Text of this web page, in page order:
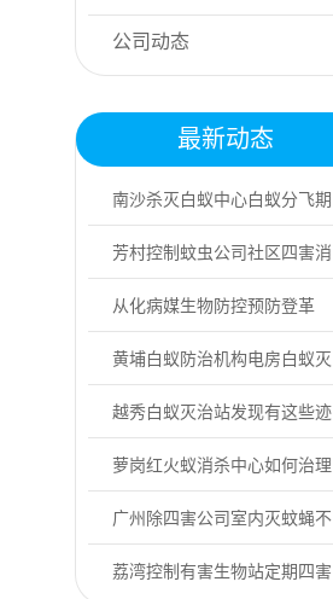
公司动态
最新动态
南沙杀灭白蚁中心白蚁分飞期
具体是什么时段
芳村控制蚊虫公司社区四害消
杀，分4步实操
从化病媒生物防控预防登革
热，从灭蚊消杀开...
黄埔白蚁防治机构电房白蚁灭
杀+防护全攻略
越秀白蚁灭治站发现有这些迹
象要留意白蚁来...
萝岗红火蚁消杀中心如何治理
红火蚁危害
广州除四害公司室内灭蚊蝇不
用愁，简单方法...
荔湾控制有害生物站定期四害